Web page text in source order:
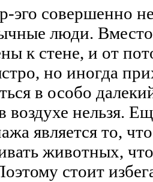
эго совершенно
люди.
к стене, и от
но иногда
в особо
воздухе нельзя.
является то,
животных,
стоит